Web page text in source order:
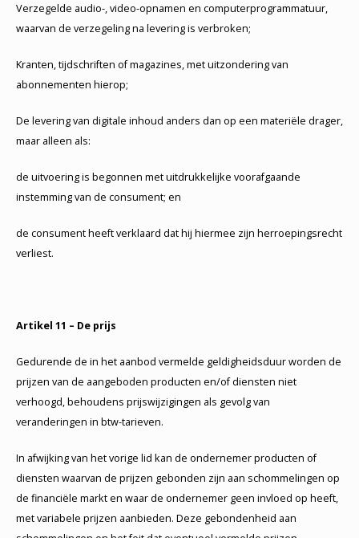
Verzegelde audio-, video-opnamen en computerprogrammatuur,
waarvan de verzegeling na levering is verbroken;
Kranten, tijdschriften of magazines, met uitzondering van
abonnementen hierop;
De levering van digitale inhoud anders dan op een materiële drager,
maar alleen als:
de uitvoering is begonnen met uitdrukkelijke voorafgaande
instemming van de consument; en
de consument heeft verklaard dat hij hiermee zijn herroepingsrecht
verliest.
Artikel 11 – De prijs
Gedurende de in het aanbod vermelde geldigheidsduur worden de
prijzen van de aangeboden producten en/of diensten niet
verhoogd, behoudens prijswijzigingen als gevolg van
veranderingen in btw-tarieven.
In afwijking van het vorige lid kan de ondernemer producten of
diensten waarvan de prijzen gebonden zijn aan schommelingen op
de financiële markt en waar de ondernemer geen invloed op heeft,
met variabele prijzen aanbieden. Deze gebondenheid aan